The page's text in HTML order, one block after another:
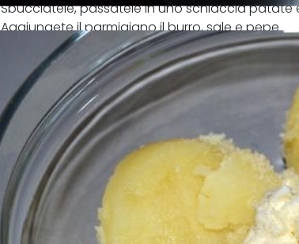
Sbucciatele, passatele in uno schiaccia
Aggiungete il parmigiano il burro, sale e pepe